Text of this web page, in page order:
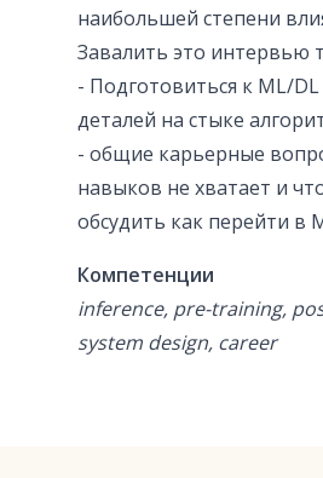
наибольшей степени
Завалить это интервью
- Подготовиться к ML/
деталей на стыке
- общие карьерные
навыков не хватает и
обсудить как перейти в
Компетенции
inference, pre-training,
system design, career